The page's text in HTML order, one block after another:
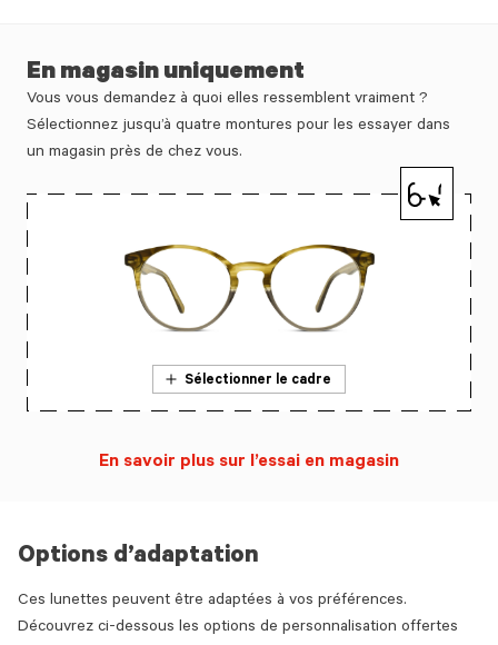
Options d’adaptation
Ces lunettes peuvent être adaptées à vos préférences.
Découvrez ci-dessous les options de personnalisation offertes
En magasin uniquement
Vous vous demandez à quoi elles ressemblent vraiment ?
Sélectionnez jusqu’à quatre montures pour les essayer dans
un magasin près de chez vous.
Sélectionner le cadre
En savoir plus sur l’essai en magasin